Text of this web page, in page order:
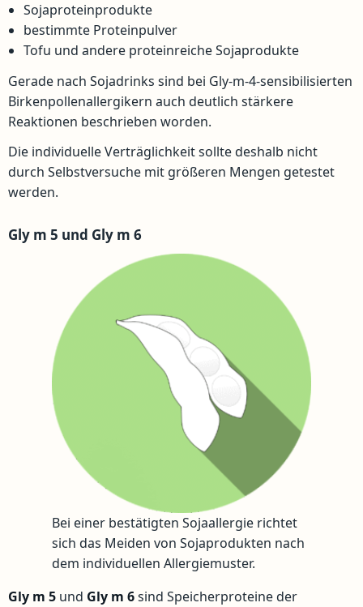
Sojaproteinprodukte
bestimmte Proteinpulver
Tofu und andere proteinreiche Sojaprodukte
Gerade nach Sojadrinks sind bei Gly-m-4-sensibilisierten
Birkenpollenallergikern auch deutlich stärkere
Reaktionen beschrieben worden.
Die individuelle Verträglichkeit sollte deshalb nicht
durch Selbstversuche mit größeren Mengen getestet
werden.
Gly m 5 und Gly m 6
Bei einer bestätigten Sojaallergie richtet
sich das Meiden von Sojaprodukten nach
dem individuellen Allergiemuster.
Gly m 5 und Gly m 6sind Speicherproteine der